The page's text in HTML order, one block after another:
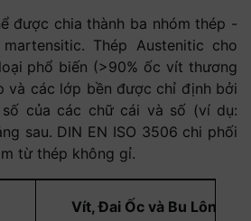
14.3 43.4 60.5 81 114 157
15.428.9 46.5 64.9 87 122 167 195
31 46.9 69.3 93 130 177 207
33 52.7 73.7 9 138 187
220
35 55.8 78.1 105 146 197
232
37 58.9 82.5 111 154 207 244
65.1 91.3 123
71.3 100 135 186 247
109 1473 202 267
được chia thành ba nhóm thép -
Thép Austenitic cho
phổ biến (>90% ốc vít thương
và các lớp bền được chỉ định bởi
của các chữ cái và số (ví dụ:
sau. DIN EN ISO 3506 chi phối
từ thép không gỉ.
Vít, Đai Ốc và Bu Lông